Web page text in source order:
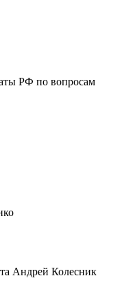
РФ по вопросам
Андрей Колесник